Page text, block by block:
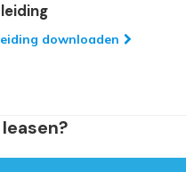
downloaden